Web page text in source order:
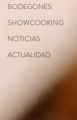
BODEGONES
SHOWCOOKING
NOTICIAS
ACTUALIDAD